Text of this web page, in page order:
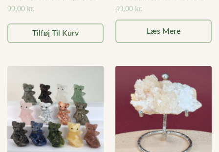
99,00 kr.
Tilføj Til Kurv
49,00 kr.
Læs Mere